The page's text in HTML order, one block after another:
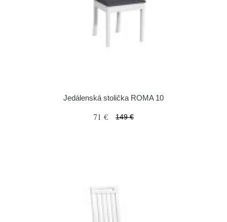
Jedálenská stolička ROMA 10
71 € 149 €